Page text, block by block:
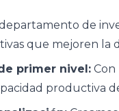
de
que mejoren
primer nivel: Con
productiva